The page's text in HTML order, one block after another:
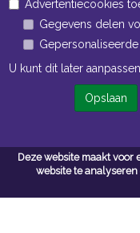
Deze website maakt voor
website te
Openingstijden
Navigatie
Algemene voorwaarden
Privacy
Advertentiecookies
Gegevens delen
U kunt dit later
Opslaan